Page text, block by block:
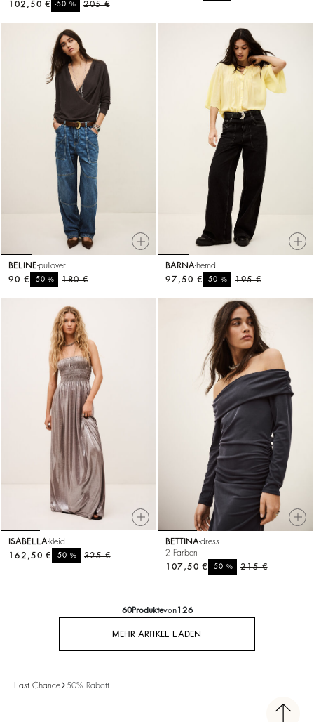
205 €
-50%
102,50 €
BELINE pullover
180 €
-50%
90 €
BARNA hemd
195 €
-50%
97,50 €
ISABELLA kleid
325 €
-50%
162,50 €
BETTINA dress
2 Farben
215 €
-50%
107,50 €
60Produktevon126
MEHR ARTIKEL LADEN
Last Chance 50% Rabatt